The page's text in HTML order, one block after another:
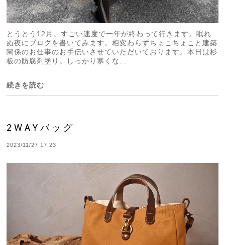
とうとう12月。すごい速度で一年が終わって行きます。眠れ
ぬ夜にブログを書いてみます。相変わらずちょこちょこと建築
関係のお仕事のお手伝いさせていただいております。本日は杉
板の防腐剤塗り。しっかり寒くな...
続きを読む
2WAYバッグ
2023/11/27 17:23